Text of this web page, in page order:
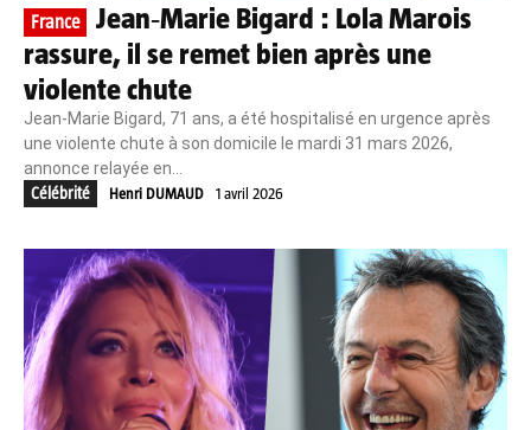
France
Jean‑Marie Bigard : Lola Marois
rassure, il se remet bien après une
violente chute
Jean‑Marie Bigard, 71 ans, a été hospitalisé en urgence après
une violente chute à son domicile le mardi 31 mars 2026,
annonce relayée en...
Célébrité
Henri DUMAUD 1 avril 2026